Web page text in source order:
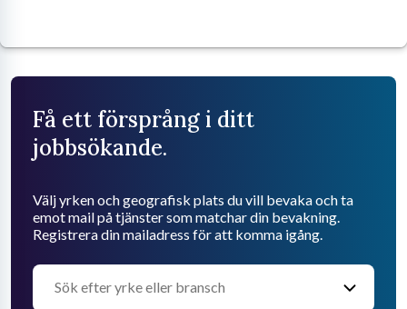
Få ett försprång i ditt
jobbsökande.
Välj yrken och geografisk plats du vill bevaka och ta
emot mail på tjänster som matchar din bevakning.
Registrera din mailadress för att komma igång.